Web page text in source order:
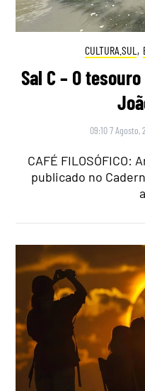
CULTURA.SUL ,
Sal C – O
09:10 7 Agosto,
CAFÉ FILOSÓFICO:
publicado no